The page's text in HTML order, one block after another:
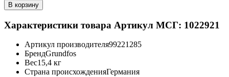
В корзину
Характеристики товара Артикул МСГ: 1022921
Артикул производителя99221285
БрендGrundfos
Вес15,4 кг
Страна происхожденияГермания